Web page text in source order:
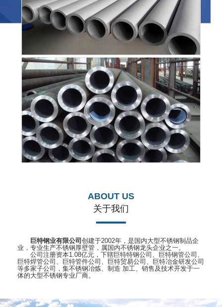
ABOUT US
关于我们
巨特钢业有限公司 创建于2002年，是国内大型不锈钢制品企
业，专业生产不锈钢厚壁管，属国内不锈钢龙头企业之一。
公司注册资本1.08亿元，下辖巨特特钢公司、巨特钢管公司、
巨特焊管公司、巨特管件公司、巨特贸易公司、巨特冶金研发公司
等多家子公司，集不锈钢冶炼、制造 加工、销售及技术开发于一
体的大型不锈钢专业厂商。